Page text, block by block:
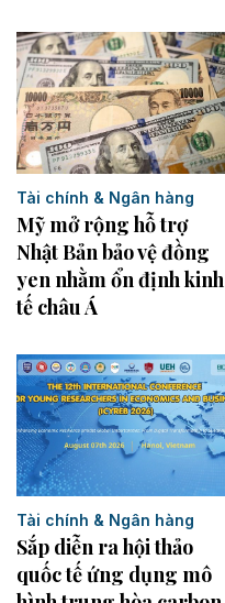
Tài chính & Ngân hàng
Mỹ mở rộng hỗ trợ
Nhật Bản bảo vệ đồng
yen nhằm ổn định kinh
tế châu Á
Tài chính & Ngân hàng
Sắp diễn ra hội thảo
quốc tế ứng dụng mô